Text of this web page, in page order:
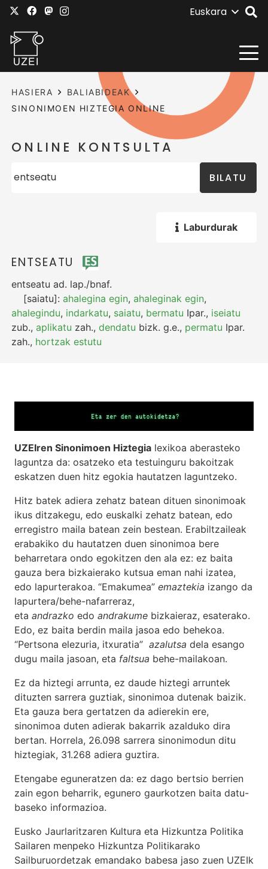
Euskara
HASIERA
BALIABIDEAK
SINONIMOEN HIZTEGIA ONLINE
ONLINE KONTSULTA
BILATU
Laburdurak
ENTSEATU
entseatu ad. lap./bnaf.
[saiatu]:ahalegina egin,ahaleginak egin,
ahalegindu, indarkatu, saiatu, bermatu Ipar., iseiatu
zub.,aplikatu zah.,dendatu bizk. g.e., permatu Ipar.
zah., hortzak estutu
UZEIren Sinonimoen Hiztegia lexikoa aberasteko
laguntza da: osatzeko eta testuinguru bakoitzak
eskatzen duen hitz egokia hautatzen laguntzeko.
Hitz batek adiera zehatz batean dituen sinonimoak
ikus ditzakegu, edo euskalki zehatz batean, edo
erregistro maila batean zein bestean. Erabiltzaileak
erabakiko du hautatzen duen sinonimoa bere
beharretara ondo egokitzen den ala ez: ez baita
gauza bera bizkaierako kutsua eman nahi izatea,
edo lapurterakoa. “Emakumea” emaztekia izango da
lapurtera/behe-nafarreraz,
eta andrazko edo andrakume bizkaieraz, esaterako.
Edo, ez baita berdin maila jasoa edo behekoa.
“Pertsona elezuria, itxuratia” azalutsa dela esango
dugu maila jasoan, eta faltsua behe-mailakoan.
Ez da hiztegi arrunta, ez daude hiztegi arruntek
dituzten sarrera guztiak, sinonimoa dutenak baizik.
Eta gauza bera gertatzen da adierekin ere,
sinonimoa duten adierak bakarrik azalduko dira
bertan. Horrela, 26.098 sarrera sinonimodun ditu
hiztegiak, 31.268 adiera guztira.
Etengabe eguneratzen da: ez dago bertsio berrien
zain egon beharrik, egunero gaurkotzen baita datu-
baseko informazioa.
Eusko Jaurlaritzaren Kultura eta Hizkuntza Politika
Sailaren menpeko Hizkuntza Politikarako
Sailburuordetzak emandako babesa jaso zuen UZEIk